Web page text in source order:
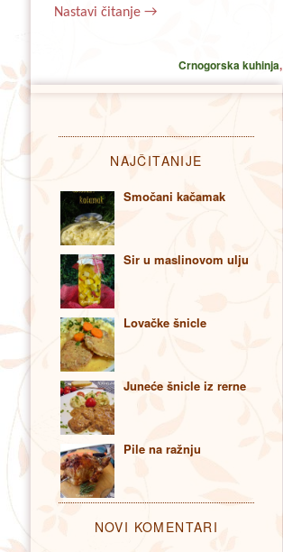
Nastavi čitanje→
Crnogorska kuhinja,
NAJČITANIJE
Smočani kačamak
Sir u maslinovom ulju
Lovačke šnicle
Juneće šnicle iz rerne
Pile na ražnju
NOVI KOMENTARI